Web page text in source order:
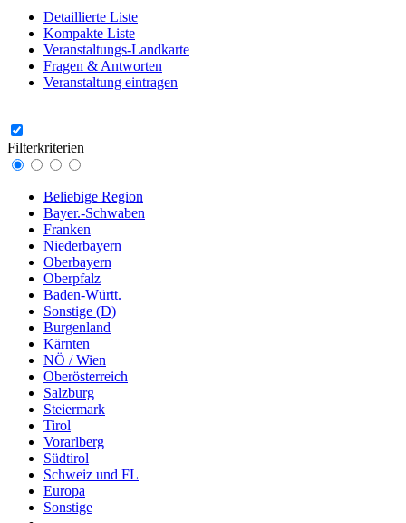
Detaillierte Liste
Kompakte Liste
Veranstaltungs-Landkarte
Fragen & Antworten
Veranstaltung eintragen
Filterkriterien
Beliebige Region
Bayer.-Schwaben
Franken
Niederbayern
Oberbayern
Oberpfalz
Baden-Württ.
Sonstige (D)
Burgenland
Kärnten
NÖ / Wien
Oberösterreich
Salzburg
Steiermark
Tirol
Vorarlberg
Südtirol
Schweiz und FL
Europa
Sonstige